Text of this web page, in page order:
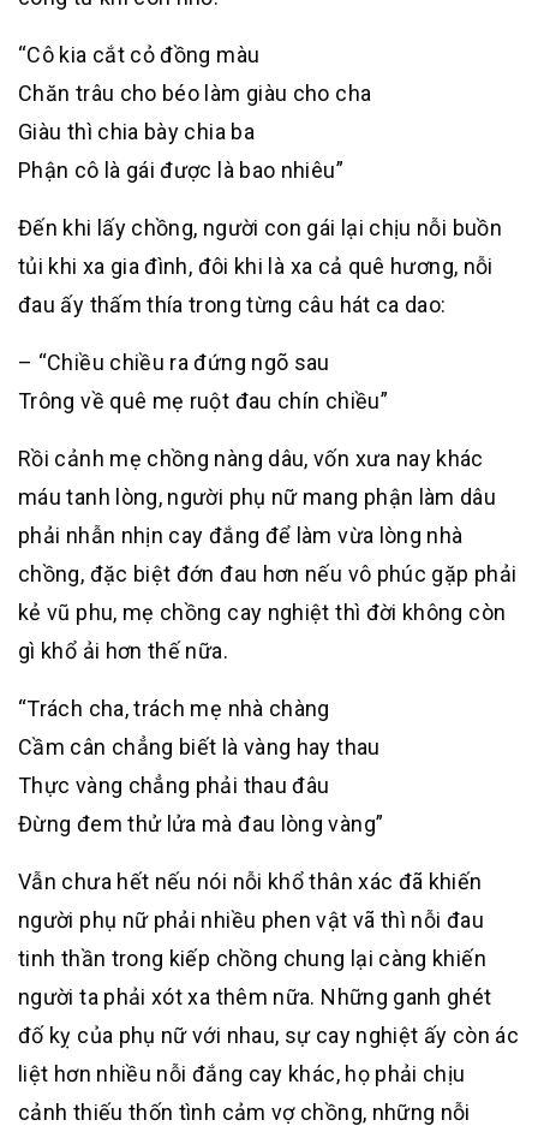
“Cô kia cắt cỏ đồng màu
Chăn trâu cho béo làm giàu cho cha
Giàu thì chia bày chia ba
Phận cô là gái được là bao nhiêu”
Đến khi lấy chồng, người con gái lại chịu nỗi buồn
tủi khi xa gia đình, đôi khi là xa cả quê hương, nỗi
đau ấy thấm thía trong từng câu hát ca dao:
– “Chiều chiều ra đứng ngõ sau
Trông về quê mẹ ruột đau chín chiều”
Rồi cảnh mẹ chồng nàng dâu, vốn xưa nay khác
máu tanh lòng, người phụ nữ mang phận làm dâu
phải nhẫn nhịn cay đắng để làm vừa lòng nhà
chồng, đặc biệt đớn đau hơn nếu vô phúc gặp phải
kẻ vũ phu, mẹ chồng cay nghiệt thì đời không còn
gì khổ ải hơn thế nữa.
“Trách cha, trách mẹ nhà chàng
Cầm cân chẳng biết là vàng hay thau
Thực vàng chẳng phải thau đâu
Đừng đem thử lửa mà đau lòng vàng”
Vẫn chưa hết nếu nói nỗi khổ thân xác đã khiến
người phụ nữ phải nhiều phen vật vã thì nỗi đau
tinh thần trong kiếp chồng chung lại càng khiến
người ta phải xót xa thêm nữa. Những ganh ghét
đố kỵ của phụ nữ với nhau, sự cay nghiệt ấy còn ác
liệt hơn nhiều nỗi đắng cay khác, họ phải chịu
cảnh thiếu thốn tình cảm vợ chồng, những nỗi